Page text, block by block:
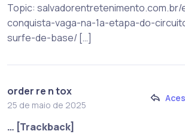
Topic: salvadorentretenimento.com.br/
conquista-vaga-na-1a-etapa-do-
surfe-de-base/ […]
order re n tox
25 de maio de 2025
… [Trackback]